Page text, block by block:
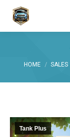
You are here:
HOME SALES
Tank Plus